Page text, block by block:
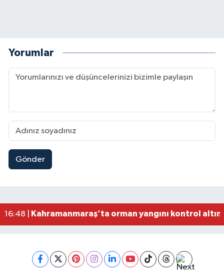
Yorumlar
Gönder
10:31 |Kahramanmaraş'ta Kanalda Bulunan Minik
23:59 |Kahramanmaraş Elbistan’da İdris Altun Taziye
16:48 |Kahramanmaraş’ta orman yangını kontrol
15:00 | Kahramanmaraş'ta Funda Arar Konserinde